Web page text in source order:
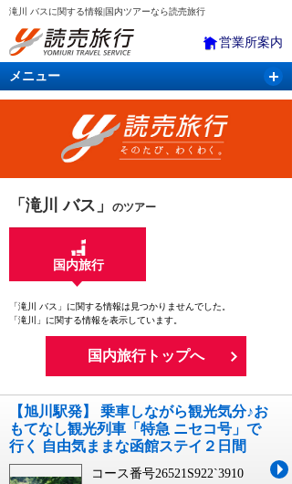
滝川 バスに関する情報|国内ツアーなら読売旅行
営業所案内
メニュー
国内旅行 バスツアー 海外旅行
「滝川 バス」 のツアー
国内旅行
「滝川 バス」に関する情報は見つかりませんでした。
「滝川」に関する情報を表示しています。
国内旅行トップへ
【旭川駅発】 乗車しながら観光気分♪お
もてなし観光列車「特急 ニセコ号」で
行く 自由気ままな函館ステイ２日間
コース番号26521S922`3910